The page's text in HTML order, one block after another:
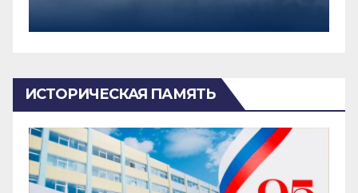
ИСТОРИЧЕСКАЯ ПАМЯТЬ